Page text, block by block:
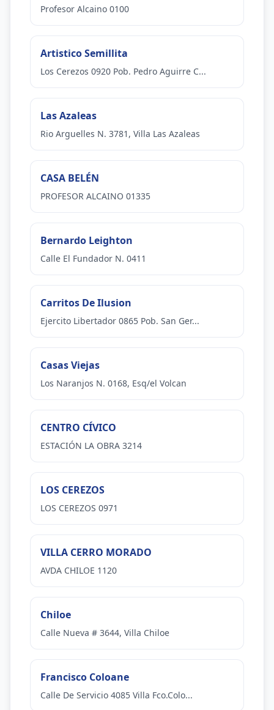
Profesor Alcaino 0100
Artistico Semillita
Los Cerezos 0920 Pob. Pedro Aguirre C...
Las Azaleas
Rio Arguelles N. 3781, Villa Las Azaleas
CASA BELÉN
PROFESOR ALCAINO 01335
Bernardo Leighton
Calle El Fundador N. 0411
Carritos De Ilusion
Ejercito Libertador 0865 Pob. San Ger...
Casas Viejas
Los Naranjos N. 0168, Esq/el Volcan
CENTRO CÍVICO
ESTACIÓN LA OBRA 3214
LOS CEREZOS
LOS CEREZOS 0971
VILLA CERRO MORADO
AVDA CHILOE 1120
Chiloe
Calle Nueva # 3644, Villa Chiloe
Francisco Coloane
Calle De Servicio 4085 Villa Fco.Colo...